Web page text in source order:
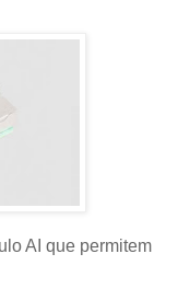
AI que permitem